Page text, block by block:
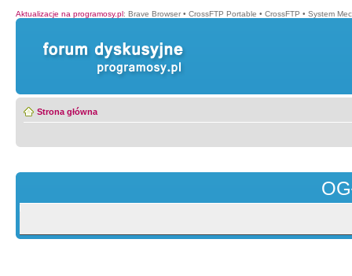
Aktualizacje na programosy.pl: Brave Browser • CrossFTP Portable • CrossFTP • System
Strona główna